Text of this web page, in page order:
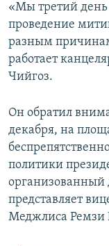
«Мы третий день
проведение
разным
работает
Чийгоз.
Он обратил
декабря, на
политики
представляет
Меджлиса Ремзи